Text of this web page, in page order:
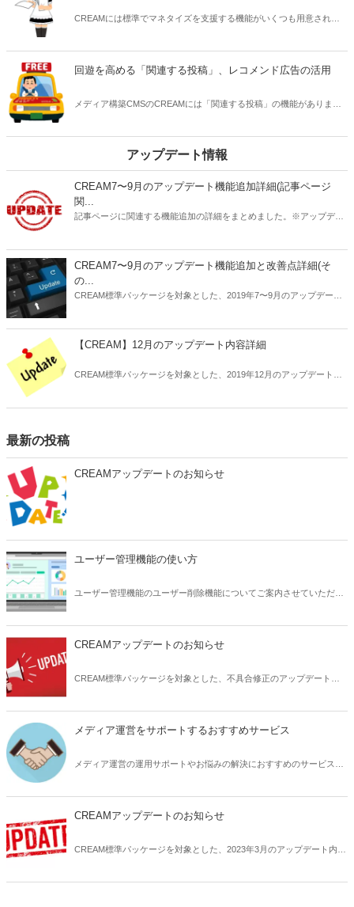
CREAMには標準でマネタイズを支援する機能がいくつも用意されて
回遊を高める「関連する投稿」、レコメンド広告の活用
メディア構築CMSのCREAMには「関連する投稿」の機能がありま
ニット）についても、活用方法を解説します。
アップデート情報
CREAM7〜9月のアップデート機能追加詳細(記事ページ
関...
記事ページに関連する機能追加の詳細をまとめました。※アップデー
CREAM7〜9月のアップデート機能追加と改善点詳細(そ
の...
CREAM標準パッケージを対象とした、2019年7〜9月のアップデート
【CREAM】12月のアップデート内容詳細
CREAM標準パッケージを対象とした、2019年12月のアップデート内
最新の投稿
CREAMアップデートのお知らせ
ユーザー管理機能の使い方
ユーザー管理機能のユーザー削除機能についてご案内させていただき
CREAMアップデートのお知らせ
CREAM標準パッケージを対象とした、不具合修正のアップデート内
メディア運営をサポートするおすすめサービス
メディア運営の運用サポートやお悩みの解決におすすめのサービスサ
CREAMアップデートのお知らせ
CREAM標準パッケージを対象とした、2023年3月のアップデート内容